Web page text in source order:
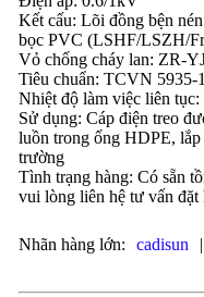
Kết cấu: Lõi đồng bện
bọc PVC (LSHF/LSZH/
Vỏ chống cháy lan: ZR-
Tiêu chuẩn: TCVN 5935-
Nhiệt độ làm việc liên tục:
Sử dụng: Cáp điện treo
luồn trong ống HDPE, lắp
trường
Tình trạng hàng: Có sẵn
vui lòng liên hệ tư vấn đặt
Nhãn hàng lớn: cadisun |